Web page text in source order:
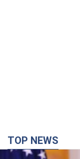
TOP NEWS